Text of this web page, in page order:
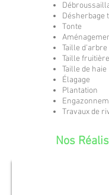
Désherbage
Tonte
Taille d'arbre
Taille fruitière
Taille de haie
Élagage
Plantation
Travaux de
Nos